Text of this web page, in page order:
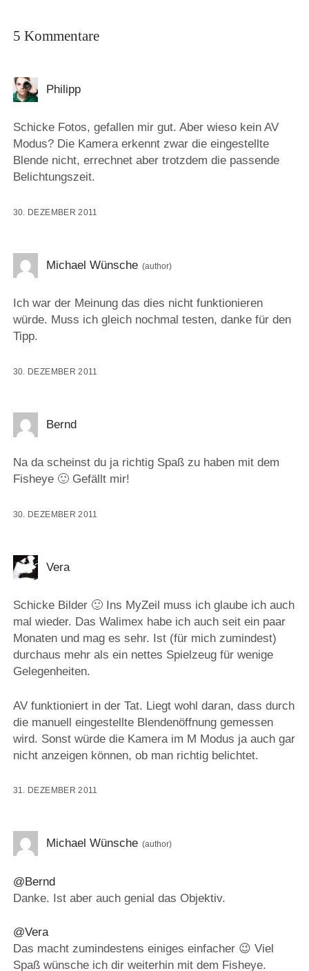
5 Kommentare
Philipp
Schicke Fotos, gefallen mir gut. Aber wieso kein AV
Modus? Die Kamera erkennt zwar die eingestellte
Blende nicht, errechnet aber trotzdem die passende
Belichtungszeit.
30. DEZEMBER 2011
Michael Wünsche
Ich war der Meinung das dies nicht funktionieren
würde. Muss ich gleich nochmal testen, danke für den
Tipp.
30. DEZEMBER 2011
Bernd
Na da scheinst du ja richtig Spaß zu haben mit dem
Fisheye 🙂 Gefällt mir!
30. DEZEMBER 2011
Vera
Schicke Bilder 🙂 Ins MyZeil muss ich glaube ich auch
mal wieder. Das Walimex habe ich auch seit ein paar
Monaten und mag es sehr. Ist (für mich zumindest)
durchaus mehr als ein nettes Spielzeug für wenige
Gelegenheiten.
AV funktioniert in der Tat. Liegt wohl daran, dass durch
die manuell eingestellte Blendenöffnung gemessen
wird. Sonst würde die Kamera im M Modus ja auch gar
nicht anzeigen können, ob man richtig belichtet.
31. DEZEMBER 2011
Michael Wünsche
@Bernd
Danke. Ist aber auch genial das Objektiv.
@Vera
Das macht zumindestens einiges einfacher 😉 Viel
Spaß wünsche ich dir weiterhin mit dem Fisheye.